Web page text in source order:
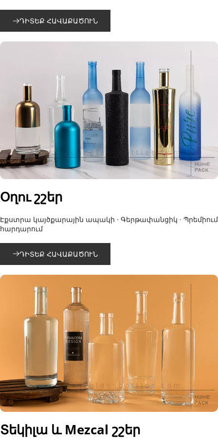
ԴԻՏԵՔ ՀԱՎԱՔԱԾՈՒՆ
Օղու շշեր
Էքստրա կայծքարային ապակի · Գերթափանցիկ · Պրեմիում
հարդարում
ԴԻՏԵՔ ՀԱՎԱՔԱԾՈՒՆ
Տեկիլա և Mezcal շշեր